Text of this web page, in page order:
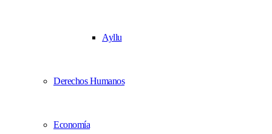
Ayllu
Derechos Humanos
Economía